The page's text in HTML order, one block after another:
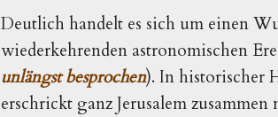
Deutlich handelt es sich um einen
wiederkehrenden astronomischen
unlängst besprochen). In historischer
erschrickt ganz Jerusalem